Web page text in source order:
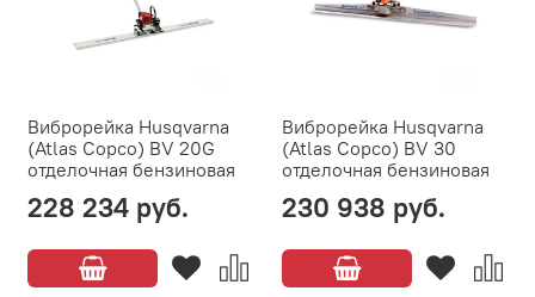
Виброрейка Husqvarna
(Atlas Copco) BV 20G
отделочная бензиновая
228 234 руб.
Виброрейка Husqvarna
(Atlas Copco) BV 30
отделочная бензиновая
230 938 руб.